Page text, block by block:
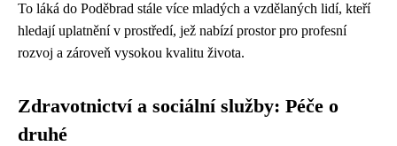
To láká do Poděbrad stále více mladých a vzdělaných lidí, kteří
hledají uplatnění v prostředí, jež nabízí prostor pro profesní
rozvoj a zároveň vysokou kvalitu života.
Zdravotnictví a sociální služby: Péče o
druhé